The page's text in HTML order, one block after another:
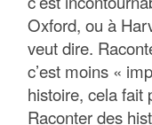
Oxford, ou à
veut dire.
c’est moins «
histoire, cela fait
Raconter des